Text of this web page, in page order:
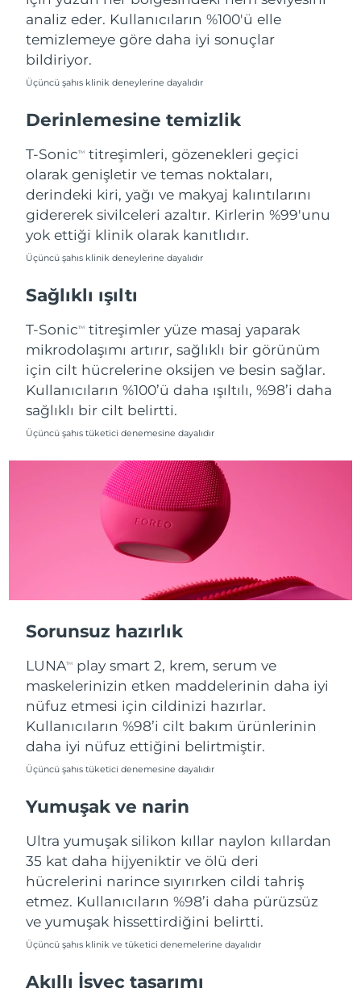
analiz eder. Kullanıcıların %100'ü elle
temizlemeye göre daha iyi sonuçlar
bildiriyor.
Üçüncü şahıs klinik deneylerine dayalıdır
Derinlemesine temizlik
T-SonicTM
titreşimleri, gözenekleri geçici
olarak genişletir ve temas noktaları,
derindeki kiri, yağı ve makyaj kalıntılarını
gidererek sivilceleri azaltır. Kirlerin %99'unu
yok ettiği klinik olarak kanıtlıdır.
Üçüncü şahıs klinik deneylerine dayalıdır
Sağlıklı ışıltı
T-SonicTM
titreşimler yüze masaj yaparak
mikrodolaşımı artırır, sağlıklı bir görünüm
için cilt hücrelerine oksijen ve besin sağlar.
Kullanıcıların %100’ü daha ışıltılı, %98’i daha
sağlıklı bir cilt belirtti.
Üçüncü şahıs tüketici denemesine dayalıdır
Sorunsuz hazırlık
LUNATM
play smart 2, krem, serum ve
maskelerinizin etken maddelerinin daha iyi
nüfuz etmesi için cildinizi hazırlar.
Kullanıcıların %98’i cilt bakım ürünlerinin
daha iyi nüfuz ettiğini belirtmiştir.
Üçüncü şahıs tüketici denemesine dayalıdır
Yumuşak ve narin
Ultra yumuşak silikon kıllar naylon kıllardan
35 kat daha hijyeniktir ve ölü deri
hücrelerini narince sıyırırken cildi tahriş
etmez. Kullanıcıların %98’i daha pürüzsüz
ve yumuşak hissettirdiğini belirtti.
Üçüncü şahıs klinik ve tüketici denemelerine dayalıdır
Akıllı İsveç tasarımı
Filipinler Tahmini teslim tarihi
Polonya
Portekiz
Porto Riko Tahmini teslim tarihi
Katar Tahmini teslim tarihi
Reunion Tahmini teslim tarihi
Romanya Tahmini teslim tarihi
Suudi Arabistan
Singapur Tahmini teslim tarihi8/11/26
Slovakya Tahmini teslim tarihi8/9/26
Slovenya Tahmini teslim tarihi
Tahmini teslim tarihi
Tahmini teslim tarihi
Tahmini teslim tarihi
Tahmini teslim tarihi8/9/26
İsviçre
Tayvan Tahmini teslim tarihi
Tayland Tahmini teslim tarihi
Türkiye
Birleşik Arap
Amerika Birleşik
Devletleri
Tahmini teslim tarihi8/10/26
Özbekistan Tahmini teslim tarihi